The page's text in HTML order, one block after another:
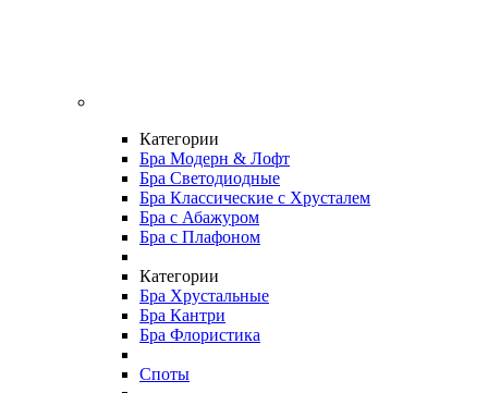
Категории
Бра Модерн & Лофт
Бра Светодиодные
Бра Классические с Хрусталем
Бра с Абажуром
Бра с Плафоном
Категории
Бра Хрустальные
Бра Кантри
Бра Флористика
Споты